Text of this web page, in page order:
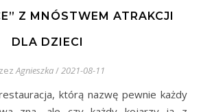
Z MNÓSTWEM ATRAKCJI
DLA DZIECI
Agnieszka/2021-08-11